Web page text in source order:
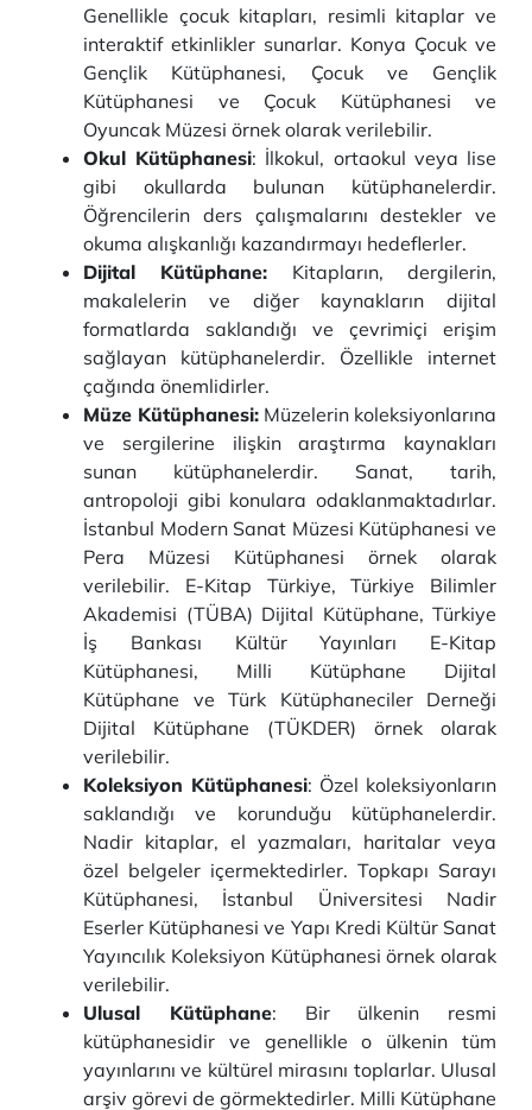
Genellikle çocuk kitapları, resimli kitaplar ve
interaktif etkinlikler sunarlar. Konya Çocuk ve
Gençlik Kütüphanesi, Çocuk ve Gençlik
Kütüphanesi ve Çocuk Kütüphanesi ve
Oyuncak Müzesi örnek olarak verilebilir.
Okul Kütüphanesi: İlkokul, ortaokul veya lise
gibi okullarda bulunan kütüphanelerdir.
Öğrencilerin ders çalışmalarını destekler ve
okuma alışkanlığı kazandırmayı hedeflerler.
Dijital Kütüphane: Kitapların, dergilerin,
makalelerin ve diğer kaynakların dijital
formatlarda saklandığı ve çevrimiçi erişim
sağlayan kütüphanelerdir. Özellikle internet
çağında önemlidirler.
Müze Kütüphanesi: Müzelerin koleksiyonlarına
ve sergilerine ilişkin araştırma kaynakları
sunan kütüphanelerdir. Sanat, tarih,
antropoloji gibi konulara odaklanmaktadırlar.
İstanbul Modern Sanat Müzesi Kütüphanesi ve
Pera Müzesi Kütüphanesi örnek olarak
verilebilir. E-Kitap Türkiye, Türkiye Bilimler
Akademisi (TÜBA) Dijital Kütüphane, Türkiye
İş Bankası Kültür Yayınları E-Kitap
Kütüphanesi, Milli Kütüphane Dijital
Kütüphane ve Türk Kütüphaneciler Derneği
Dijital Kütüphane (TÜKDER) örnek olarak
verilebilir.
Koleksiyon Kütüphanesi: Özel koleksiyonların
saklandığı ve korunduğu kütüphanelerdir.
Nadir kitaplar, el yazmaları, haritalar veya
özel belgeler içermektedirler. Topkapı Sarayı
Kütüphanesi, İstanbul Üniversitesi Nadir
Eserler Kütüphanesi ve Yapı Kredi Kültür Sanat
Yayıncılık Koleksiyon Kütüphanesi örnek olarak
verilebilir.
Ulusal Kütüphane: Bir ülkenin resmi
kütüphanesidir ve genellikle o ülkenin tüm
yayınlarını ve kültürel mirasını toplarlar. Ulusal
arşiv görevi de görmektedirler. Milli Kütüphane